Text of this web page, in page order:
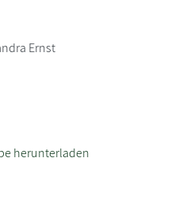
Ernst
herunterladen